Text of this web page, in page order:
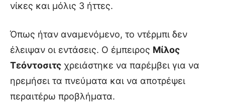
νίκες και μόλις 3 ήττες.
Όπως ήταν αναμενόμενο, το ντέρμπι δεν
έλειψαν οι εντάσεις. Ο έμπειρος Μίλος
Τεόντοσιτς χρειάστηκε να παρέμβει για να
ηρεμήσει τα πνεύματα και να αποτρέψει
περαιτέρω προβλήματα.